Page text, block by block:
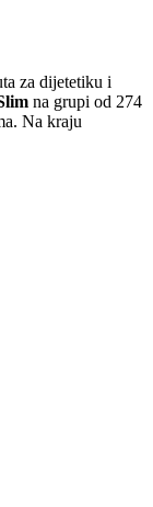
za dijetetiku i
na grupi od 274
Na kraju